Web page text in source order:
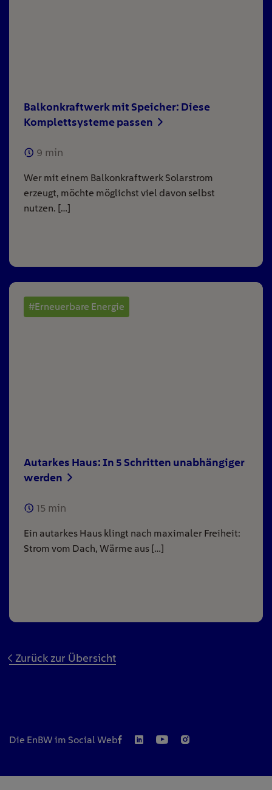
Balkonkraftwerk mit Speicher: Diese
Komplettsysteme passen
9 min
Wer mit einem Balkonkraftwerk Solarstrom
erzeugt, möchte möglichst viel davon selbst
nutzen. […]
#Erneuerbare Energie
Autarkes Haus: In 5 Schritten unabhängiger
werden
15 min
Ein autarkes Haus klingt nach maximaler Freiheit:
Strom vom Dach, Wärme aus […]
Zurück zur Übersicht
Die EnBW im Social Web